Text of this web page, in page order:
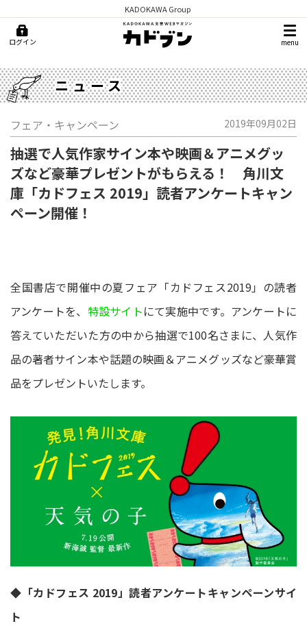
KADOKAWA Group
ログイン menu
ニュース
フェア・キャンペーン 2019年09月02日
抽選で人気作家サイン本や映画＆アニメグッ
ズなど豪華プレゼントがもらえる！ 角川文
庫「カドフェス 2019」読者アンケートキャン
ペーン開催！
全国書店で開催中の夏フェア「カドフェス2019」の読者
アンケートを、 特設サイトにて実施中です。アンケートに
答えていただいた方の中から抽選で100名さまに、人気作
品の著者サイン本や話題の映画＆アニメグッズなど豪華賞
品をプレゼントいたします。
◆「カドフェス 2019」読者アンケートキャンペーンサイ
ト